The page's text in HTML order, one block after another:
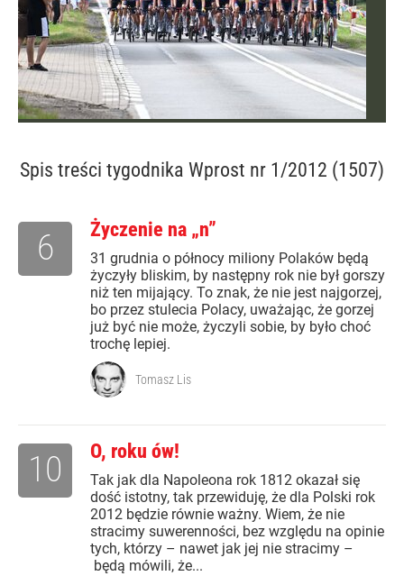
Spis treści tygodnika Wprost nr 1/2012 (1507)
Życzenie na „n”
31 grudnia o północy miliony Polaków będą
życzyły bliskim, by następny rok nie był gorszy
niż ten mijający. To znak, że nie jest najgorzej,
bo przez stulecia Polacy, uważając, że gorzej
już być nie może, życzyli sobie, by było choć
trochę lepiej.
6
Tomasz Lis
O, roku ów!
Tak jak dla Napoleona rok 1812 okazał się
dość istotny, tak przewiduję, że dla Polski rok
2012 będzie równie ważny. Wiem, że nie
stracimy suwerenności, bez względu na opinie
tych, którzy – nawet jak jej nie stracimy –
będą mówili, że...
10